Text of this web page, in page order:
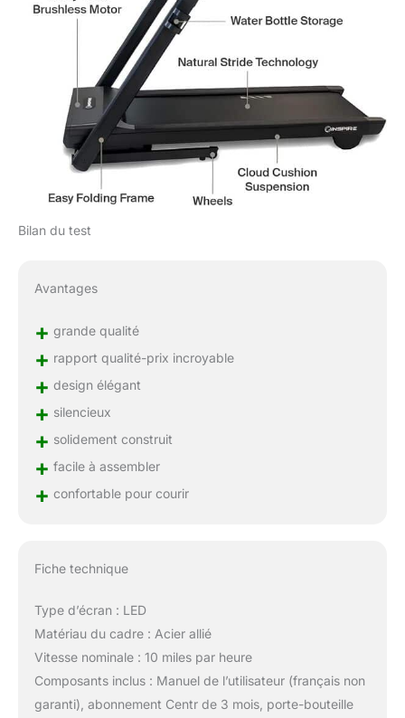
Bilan du test
Avantages
+ grande qualité
+ rapport qualité-prix incroyable
+ design élégant
+ silencieux
+ solidement construit
+ facile à assembler
+ confortable pour courir
Fiche technique
Type d’écran : LED
Matériau du cadre : Acier allié
Vitesse nominale : 10 miles par heure
Composants inclus : Manuel de l’utilisateur (français non
garanti), abonnement Centr de 3 mois, porte-bouteille